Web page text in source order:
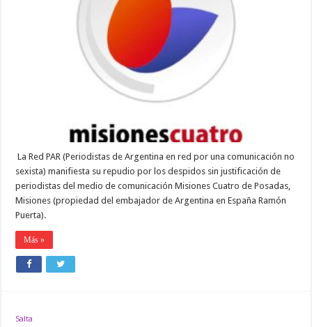
La Red PAR (Periodistas de Argentina en red por una comunicación no
sexista) manifiesta su repudio por los despidos sin justificación de
periodistas del medio de comunicación Misiones Cuatro de Posadas,
Misiones (propiedad del embajador de Argentina en España Ramón
Puerta).
Más »
Salta